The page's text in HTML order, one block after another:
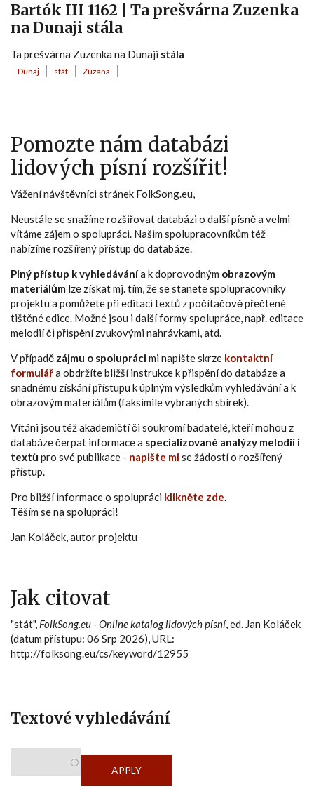
Bartók III 1162 | Ta prešvárna Zuzenka
na Dunaji stála
Ta prešvárna Zuzenka na Dunaji stála
Dunaj stát Zuzana
Pomozte nám databázi
lidových písní rozšířit!
Vážení návštěvníci stránek FolkSong.eu,
Neustále se snažíme rozšiřovat databázi o další písně a velmi
vítáme zájem o spolupráci. Našim spolupracovníkům též
nabízíme rozšířený přístup do databáze.
Plný přístup k vyhledávánía k doprovodným obrazovým
materiálům lze získat mj. tím, že se stanete spolupracovníky
projektu a pomůžete při editaci textů z počítačově přečtené
tištěné edice. Možné jsou i další formy spolupráce, např. editace
melodií či přispění zvukovými nahrávkami, atd.
V případě zájmu o spoluprácimi napište skrze kontaktní
formulářa obdržíte bližší instrukce k přispění do databáze a
snadnému získání přístupu k úplným výsledkům vyhledávání a k
obrazovým materiálům (faksimile vybraných sbírek).
Vítáni jsou též akademičtí či soukromí badatelé, kteří mohou z
databáze čerpat informace a specializované analýzy melodií i
textůpro své publikace - napište mise žádostí o rozšířený
přístup.
Pro bližší informace o spolupráci klikněte zde.
Těším se na spolupráci!
Jan Koláček, autor projektu
Jak citovat
"stát", FolkSong.eu - Online katalog lidových písní, ed. Jan Koláček
(datum přístupu: 06 Srp 2026), URL:
http://folksong.eu/cs/keyword/12955
Textové vyhledávání